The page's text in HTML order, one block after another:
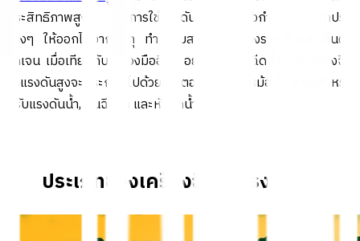
ประสิทธิภาพสูง ที่มีการใช้แรงดันน้ำมาเป็นตัวกำจัดคราบสกปรก
ต่างๆ ให้ออกไปจากวัตถุ ทำความสะอาดได้อย่างรวดเร็วและเห็นผล
ชัดเจน เมื่อเทียบกับเครื่องมืออื่นๆ อย่างสายยางฉีดน้ำ โดยเครื่องฉีด
น้ำแรงดันสูงจะประกอบไปด้วยมอเตอร์ปั๊ม, ปั๊ม, หม้อน้ำ, วาล์วสำหรับ
ปรับแรงดันน้ำ, ปืนฉีดน้ำ และหัวฉีดน้ำ
ประเภทของเครื่องฉีดน้ำแรงดันสูง